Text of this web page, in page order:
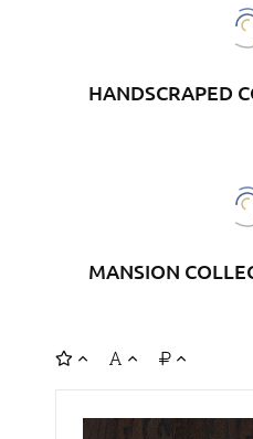
HANDSCRAPED
MANSION